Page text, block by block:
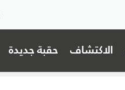
الاكتشاف حقبة جديدة